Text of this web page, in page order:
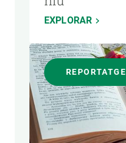
EXPLORAR
REPORTATGE